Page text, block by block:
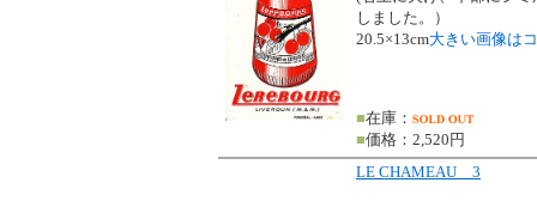
しました。）
20.5×13cm大きい画像は
■在庫：
■価格：2,520円
LE CHAMEAU 3